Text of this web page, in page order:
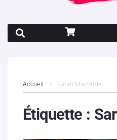
Contenus litigieux
Accueil Sarah MacBride
Étiquette :